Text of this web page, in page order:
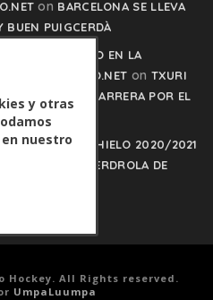
on BARCELONA SE LLEVA
BUEN PUIGCERDÀ
PISAN EL FRENO EN LA
- HOCKEYHIELO.NET on TXURI
FRENO EN LA CARRERA POR EL
DE HOCKEY HIELO 2020/2021
OFFS LIGA IBERDROLA DE
Hockey. All Rights reserved.
UmpaLuumpa
y otras
nuestro